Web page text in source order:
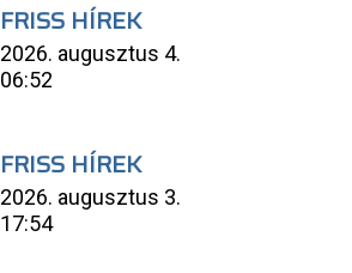
FRISS HÍREK
2026. augusztus 4.
06:52
FRISS HÍREK
2026. augusztus 3.
17:54